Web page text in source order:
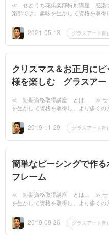
≪ せとうち花倶楽部特別講座 感染
楽部では、趣味を生かして資格を取得
指導者を育成する講...
2021-05-13 グラスアート岡
クリスマス＆お正月に
様を楽しむ グラスアー
≪ 短期資格取得講座 とは… ≫ せと
を生かして資格を取得し、より多くの
月～数年かけて資格...
2019-11-29 グラスアート岡
簡単なピーシングで作
フレーム
≪ 短期資格取得講座 とは… ≫ せと
を生かして資格を取得し、より多くの
かけて資格を取得し...
2019-09-26 グラスアート岡